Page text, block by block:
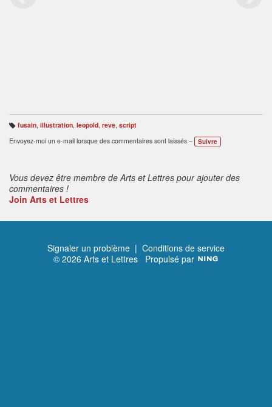
B
ali
s
fusain, illustration, leopold, reve, script
Envoyez-moi un e-mail lorsque des commentaires sont laissés –
Suivre
Vous devez être membre de Arts et Lettres pour ajouter des
commentaires !
Join Arts et Lettres
Signaler un problème | Conditions de service
© 2026 Arts et Lettres Propulsé par